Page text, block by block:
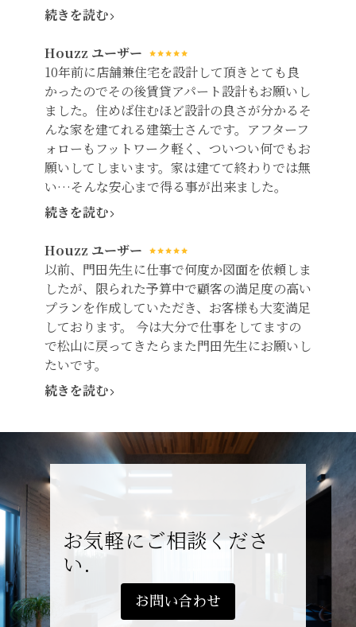
続きを読む
Houzz ユーザー
10年前に店舗兼住宅を設計して頂きとても良
かったのでその後賃貸アパート設計もお願いし
ました。住めば住むほど設計の良さが分かるそ
んな家を建てれる建築士さんです。アフターフ
ォローもフットワーク軽く、ついつい何でもお
願いしてしまいます。家は建てて終わりでは無
い…そんな安心まで得る事が出来ました。
続きを読む
Houzz ユーザー
以前、門田先生に仕事で何度か図面を依頼しま
したが、限られた予算中で顧客の満足度の高い
プランを作成していただき、お客様も大変満足
しております。 今は大分で仕事をしてますの
で松山に戻ってきたらまた門田先生にお願いし
たいです。
続きを読む
お気軽にご相談くださ
い.
お問い合わせ